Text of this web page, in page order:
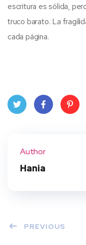
escritura es sólida,
truco barato. La
cada página.
Author
Hania
PREVIOUS